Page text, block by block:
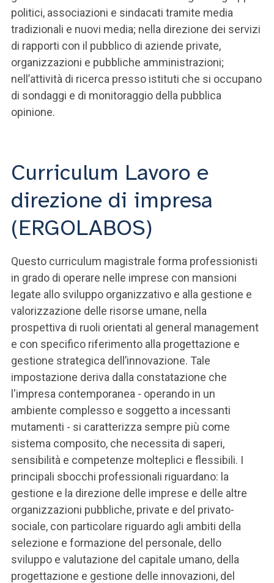
politici, associazioni e sindacati tramite media
tradizionali e nuovi media; nella direzione dei servizi
di rapporti con il pubblico di aziende private,
organizzazioni e pubbliche amministrazioni;
nell’attività di ricerca presso istituti che si occupano
di sondaggi e di monitoraggio della pubblica
opinione.
Curriculum Lavoro e
direzione di impresa
(ERGOLABOS)
Questo curriculum magistrale forma professionisti
in grado di operare nelle imprese con mansioni
legate allo sviluppo organizzativo e alla gestione e
valorizzazione delle risorse umane, nella
prospettiva di ruoli orientati al general management
e con specifico riferimento alla progettazione e
gestione strategica dell’innovazione. Tale
impostazione deriva dalla constatazione che
l'impresa contemporanea - operando in un
ambiente complesso e soggetto a incessanti
mutamenti - si caratterizza sempre più come
sistema composito, che necessita di saperi,
sensibilità e competenze molteplici e flessibili. I
principali sbocchi professionali riguardano: la
gestione e la direzione delle imprese e delle altre
organizzazioni pubbliche, private e del privato-
sociale, con particolare riguardo agli ambiti della
selezione e formazione del personale, dello
sviluppo e valutazione del capitale umano, della
progettazione e gestione delle innovazioni, del